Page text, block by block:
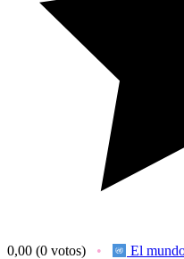
0,00 (0 votos)
El